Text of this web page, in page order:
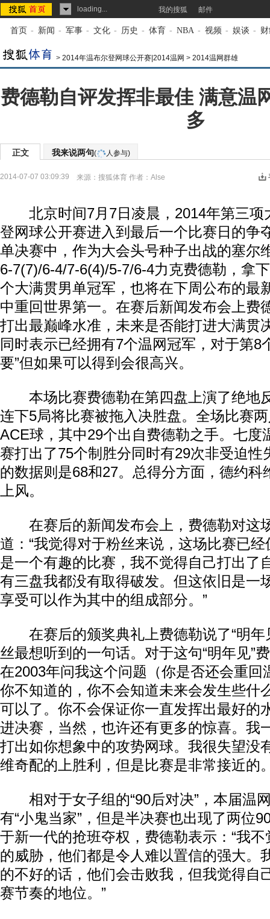
loading... 我的搜狐 邮件
首页 - 新闻 - 军事 - 文化 - 历史 - 体育 - NBA - 视频 - 娱谈 -
> 2014年温布尔登网球公开赛|2014温网 > 2014温网群雄
费德勒自评发挥非最佳 满意温
多
正文 我来说两句( 人参与)
2014-07-07 03:09:39 来源： 搜狐体育 作者：Alse
北京时间7月7日凌晨，2014年第三项
登网球公开赛进入到最后一个比赛日的争
单决赛中，作为大会头号种子出战的塞尔
6-7(7)/6-4/7-6(4)/5-7/6-4力克费德勒，拿
个大满贯男单冠军，也将在下周公布的最
中重回世界第一。在赛后新闻发布会上费
打出最巅峰水准，未来是否能打进大满贯
同时表示已经拥有7个温网冠军，对于第8
要”但如果可以得到会很高兴。
本场比赛费德勒在第四盘上演了绝地
连下5局将比赛被拖入决胜盘。全场比赛
ACE球，其中29个出自费德勒之手。七度
赛打出了75个制胜分同时有29次非受迫性
的数据则是68和27。总得分方面，德约科
上风。
在赛后的新闻发布会上，费德勒对这
道：“我觉得对于粉丝来说，这场比赛已
是一个有趣的比赛，我不觉得自己打出了
有三盘我都没有取得破发。但这依旧是一
享受可以作为其中的组成部分。”
在赛后的颁奖典礼上费德勒说了“明年
丝最想听到的一句话。对于这句“明年见”
在2003年问我这个问题（你是否还会重回
你不知道的，你不会知道未来会发生些什
可以了。你不会保证你一直发挥出最好的
进决赛，当然，也许还有更多的惊喜。我
打出如你想象中的攻势网球。我很失望没
维奇配的上胜利，但是比赛是非常接近的
相对于女子组的“90后对决”，本届温
有“小鬼当家”，但是半决赛也出现了两位
于新一代的抢班夺权，费德勒表示：“我
的威胁，他们都是令人难以置信的强大。
的不好的话，他们会击败我，但我觉得自
赛节奏的地位。”